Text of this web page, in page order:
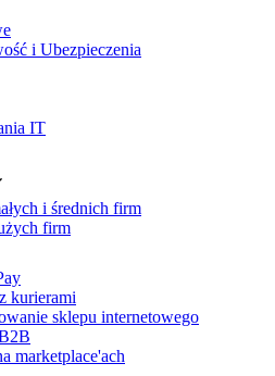
i Ubezpieczenia
IT
i średnich firm
firm
kurierami
sklepu internetowego
marketplace'ach